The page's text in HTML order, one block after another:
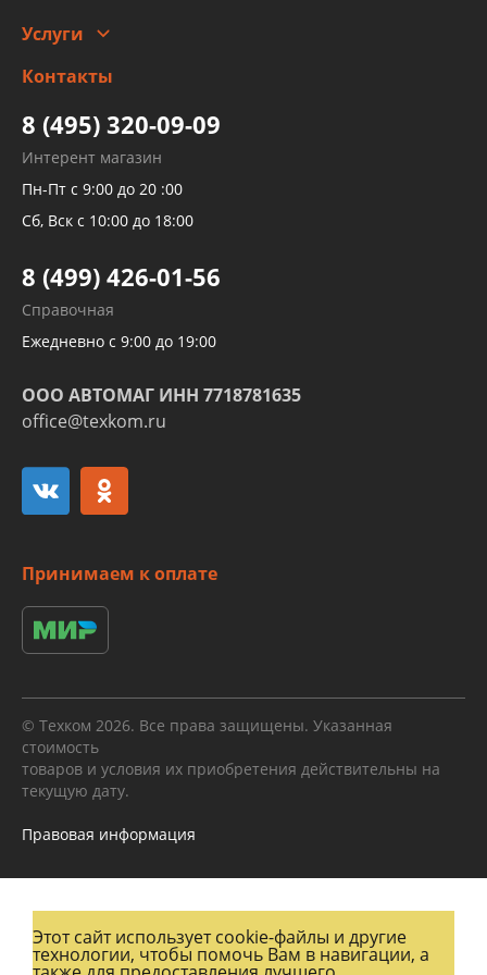
Заправка кондиционера авто
Детейлинг
Услуги
высокого давления
Тормозных трубок
Рукавов гидроусилителей
Рукавов компрессоров и турбин
Трубок кондиционеров
Развертка пайка медных стальных
алюминиевых трубок и штуцеров
Контакты
8 (495) 320-09-09
Интерент магазин
Пн-Пт с 9:00 до 20 :00
Сб, Вск с 10:00 до 18:00
8 (499) 426-01-56
Справочная
Ежедневно с 9:00 до 19:00
ООО АВТОМАГ ИНН 7718781635
office@texkom.ru
Принимаем к оплате
© Техком 2026. Все права защищены. Указанная
стоимость
товаров и условия их приобретения действительны на
текущую дату.
Правовая информация
Этот сайт использует cookie-файлы и другие
технологии, чтобы помочь Вам в навигации, а